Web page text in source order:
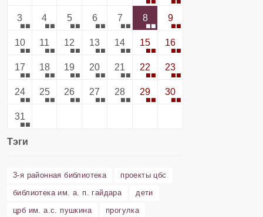
3 4 5 6 7 8 9
10 11 12 13 14 15 16
17 18 19 20 21 22 23
24 25 26 27 28 29 30
31
Тэги
3-я районная библиотека
проекты цбс
библиотека им. а. п. гайдара
дети
црб им. а.с. пушкина
прогулка